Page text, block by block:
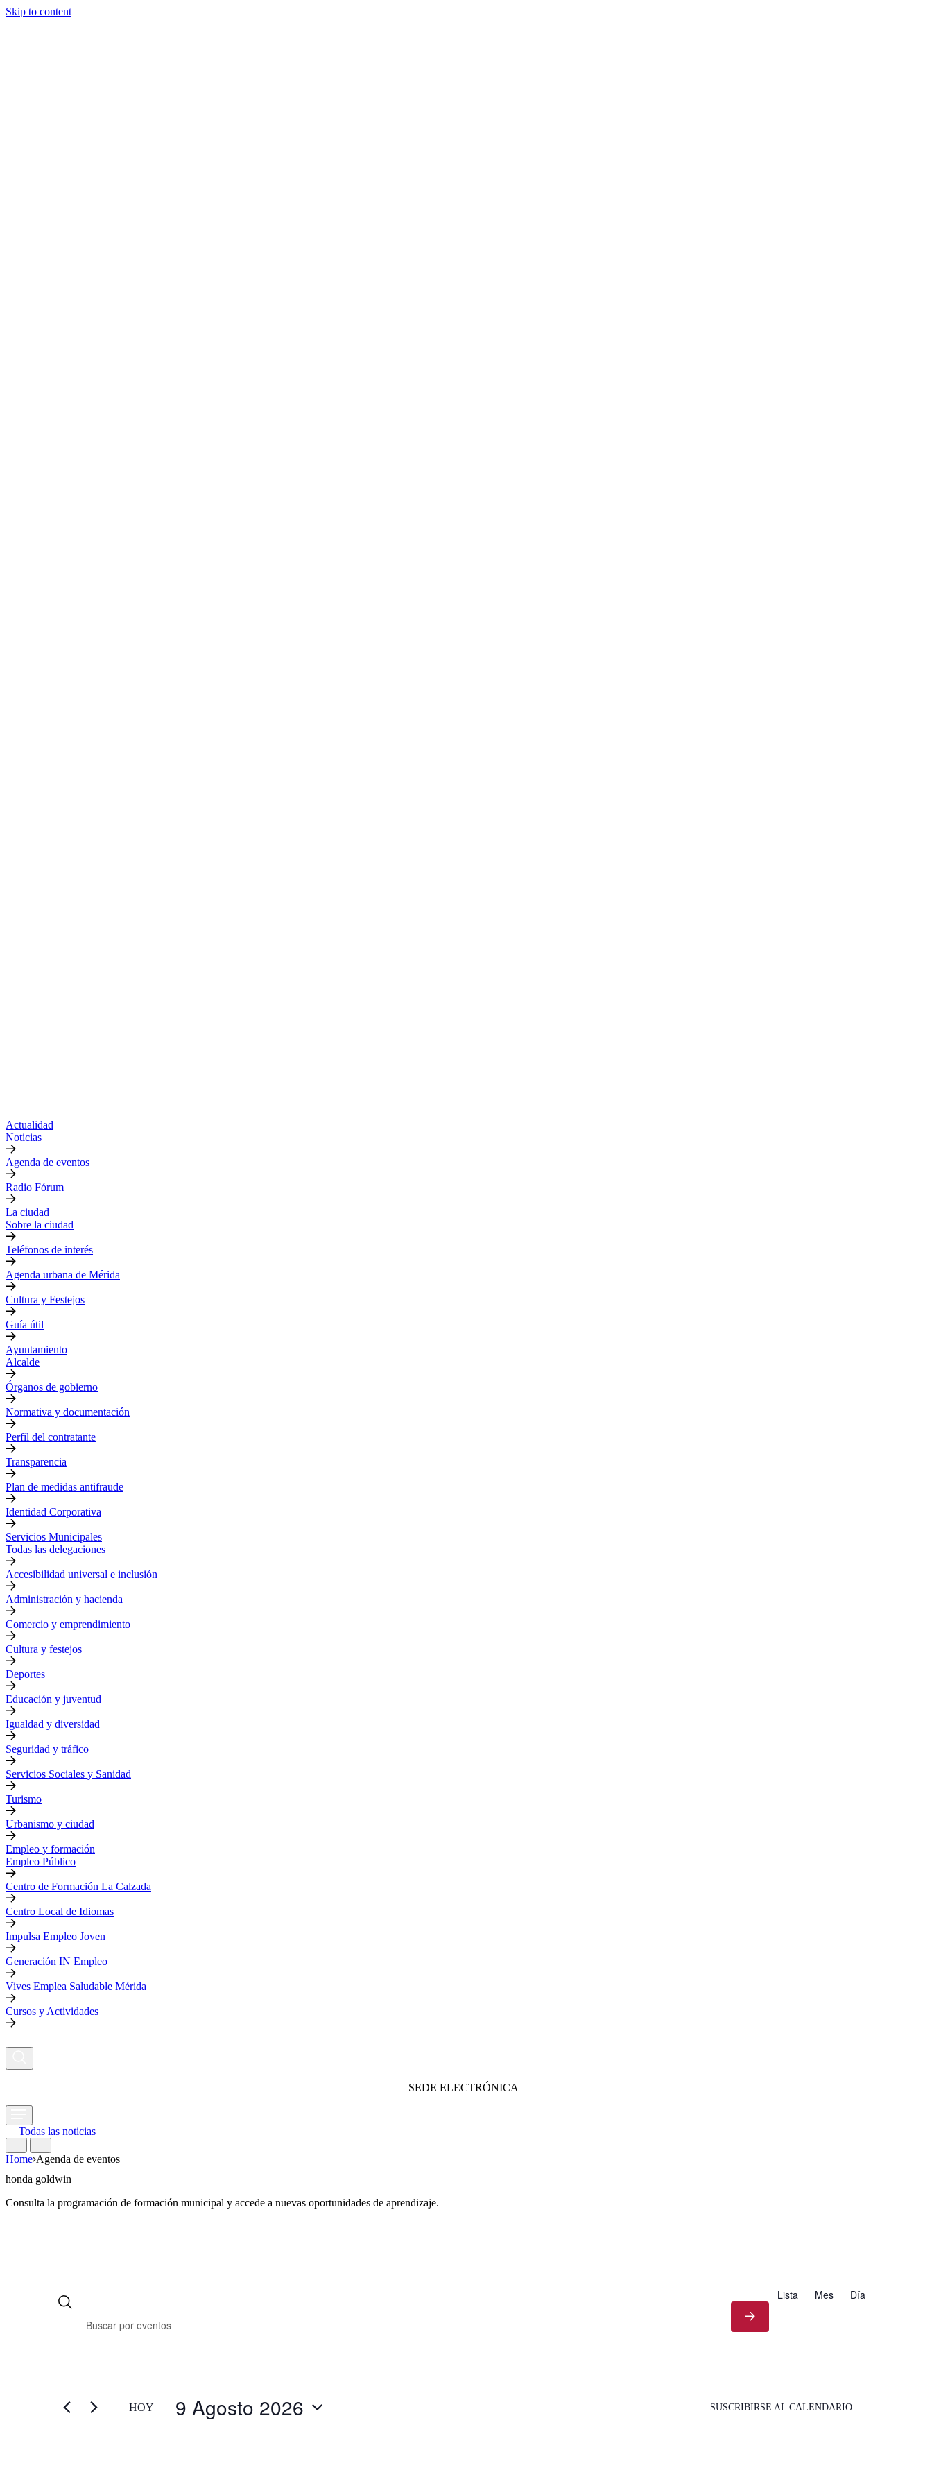
Skip to content
Actualidad
Noticias
Agenda de eventos
Radio Fórum
La ciudad
Sobre la ciudad
Teléfonos de interés
Agenda urbana de Mérida
Cultura y Festejos
Guía útil
Ayuntamiento
Alcalde
Órganos de gobierno
Normativa y documentación
Perfil del contratante
Transparencia
Plan de medidas antifraude
Identidad Corporativa
Servicios Municipales
Todas las delegaciones
Accesibilidad universal e inclusión
Administración y hacienda
Comercio y emprendimiento
Cultura y festejos
Deportes
Educación y juventud
Igualdad y diversidad
Seguridad y tráfico
Servicios Sociales y Sanidad
Turismo
Urbanismo y ciudad
Empleo y formación
Empleo Público
Centro de Formación La Calzada
Centro Local de Idiomas
Impulsa Empleo Joven
Generación IN Empleo
Vives Emplea Saludable Mérida
Cursos y Actividades
SEDE ELECTRÓNICA
Todas las noticias
Home Agenda de eventos
honda goldwin
Consulta la programación de formación municipal y accede a nuevas oportunidades de aprendizaje.
Lista Mes Día
HOY 9 Agosto 2026 SUSCRIBIRSE AL CALENDARIO